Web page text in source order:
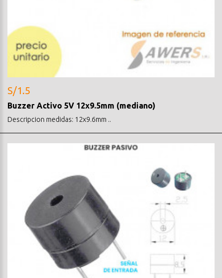
S/1.5
Buzzer Activo 5V 12x9.5mm (mediano)
Descripcion medidas: 12x9.6mm ..